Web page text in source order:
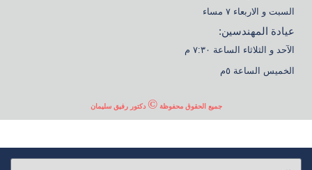
السبت و الاربعاء ٧ مساء
عيادة المهندسين:
الآحد و الثلاثاء الساعة ٧:٣٠ م
الخميس الساعة ٥م
جميع الحقوق محفوظة© دكتور رفيق سليمان